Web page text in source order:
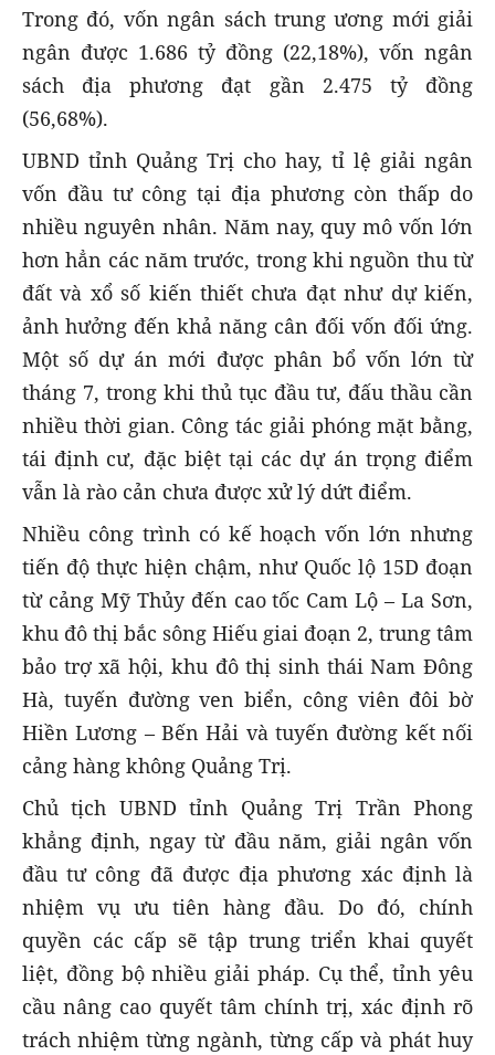
Trong đó, vốn ngân sách trung ương mới giải
ngân được 1.686 tỷ đồng (22,18%), vốn ngân
sách địa phương đạt gần 2.475 tỷ đồng
(56,68%).
UBND tỉnh Quảng Trị cho hay, tỉ lệ giải ngân
vốn đầu tư công tại địa phương còn thấp do
nhiều nguyên nhân. Năm nay, quy mô vốn lớn
hơn hẳn các năm trước, trong khi nguồn thu từ
đất và xổ số kiến thiết chưa đạt như dự kiến,
ảnh hưởng đến khả năng cân đối vốn đối ứng.
Một số dự án mới được phân bổ vốn lớn từ
tháng 7, trong khi thủ tục đầu tư, đấu thầu cần
nhiều thời gian. Công tác giải phóng mặt bằng,
tái định cư, đặc biệt tại các dự án trọng điểm
vẫn là rào cản chưa được xử lý dứt điểm.
Nhiều công trình có kế hoạch vốn lớn nhưng
tiến độ thực hiện chậm, như Quốc lộ 15D đoạn
từ cảng Mỹ Thủy đến cao tốc Cam Lộ – La Sơn,
khu đô thị bắc sông Hiếu giai đoạn 2, trung tâm
bảo trợ xã hội, khu đô thị sinh thái Nam Đông
Hà, tuyến đường ven biển, công viên đôi bờ
Hiền Lương – Bến Hải và tuyến đường kết nối
cảng hàng không Quảng Trị.
Chủ tịch UBND tỉnh Quảng Trị Trần Phong
khẳng định, ngay từ đầu năm, giải ngân vốn
đầu tư công đã được địa phương xác định là
nhiệm vụ ưu tiên hàng đầu. Do đó, chính
quyền các cấp sẽ tập trung triển khai quyết
liệt, đồng bộ nhiều giải pháp. Cụ thể, tỉnh yêu
cầu nâng cao quyết tâm chính trị, xác định rõ
trách nhiệm từng ngành, từng cấp và phát huy